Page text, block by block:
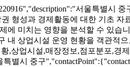
서울특별시
형성과 경제활동에 대한 기초 자
미치는 영향을 분석할 수 있습
상업시설 운영 현황을 객관적
,상업시설,매장정보,점포분포,경
별시 중구